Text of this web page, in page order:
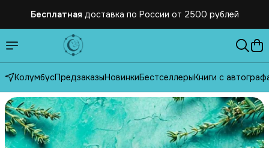
Бесплатная доставка по России от 2500 рублей
КолумбусПредзаказыНовинкиБестселлерыКниги с